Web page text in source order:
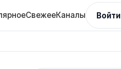
СвежееКаналы Войти